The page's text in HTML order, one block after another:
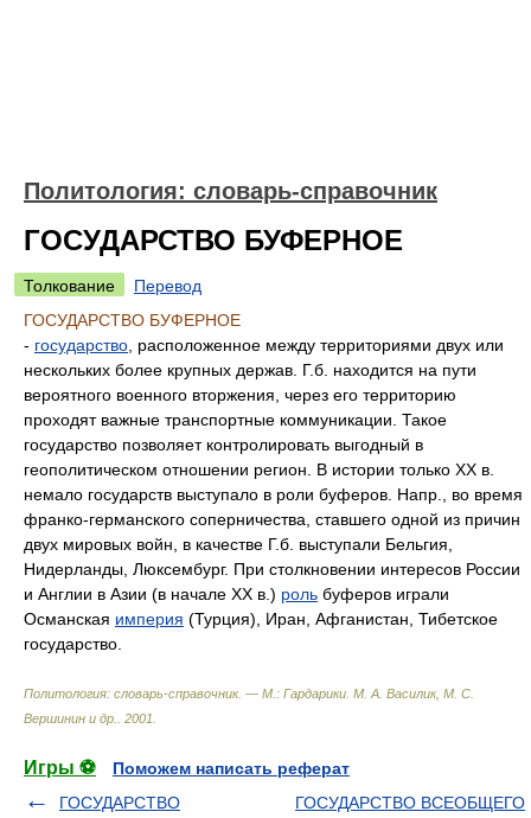
Политология: словарь-справочник
ГОСУДАРСТВО БУФЕРНОЕ
Толкование
Перевод
ГОСУДАРСТВО БУФЕРНОЕ
- государство , расположенное между территориями двух или
нескольких более крупных держав. Г.б. находится на пути
вероятного военного вторжения, через его территорию
проходят важные транспортные коммуникации. Такое
государство позволяет контролировать выгодный в
геополитическом отношении регион. В истории только XX в.
немало государств выступало в роли буферов. Напр., во время
франко-германского соперничества, ставшего одной из причин
двух мировых войн, в качестве Г.б. выступали Бельгия,
Нидерланды, Люксембург. При столкновении интересов России
и Англии в Азии (в начале XX в.) роль буферов играли
Османская империя (Турция), Иран, Афганистан, Тибетское
государство.
Политология: словарь-справочник. — М.: Гардарики М. А. Василик, М. С.
Вершинин и др.
2001
Игры ⚽
Поможем написать реферат
ГОСУДАРСТВО
ГОСУДАРСТВО ВСЕОБЩЕГО